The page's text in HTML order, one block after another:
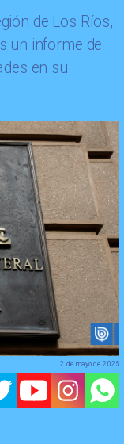
de Los Ríos,
un informe de
en su
2 de mayo de 2025